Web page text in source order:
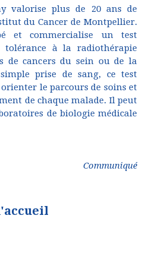
valorise plus de 20 ans de
du Cancer de Montpellier.
et commercialise un test
tolérance à la radiothérapie
de cancers du sein ou de la
prise de sang, ce test
le parcours de soins et
de chaque malade. Il peut
de biologie médicale
Communiqué